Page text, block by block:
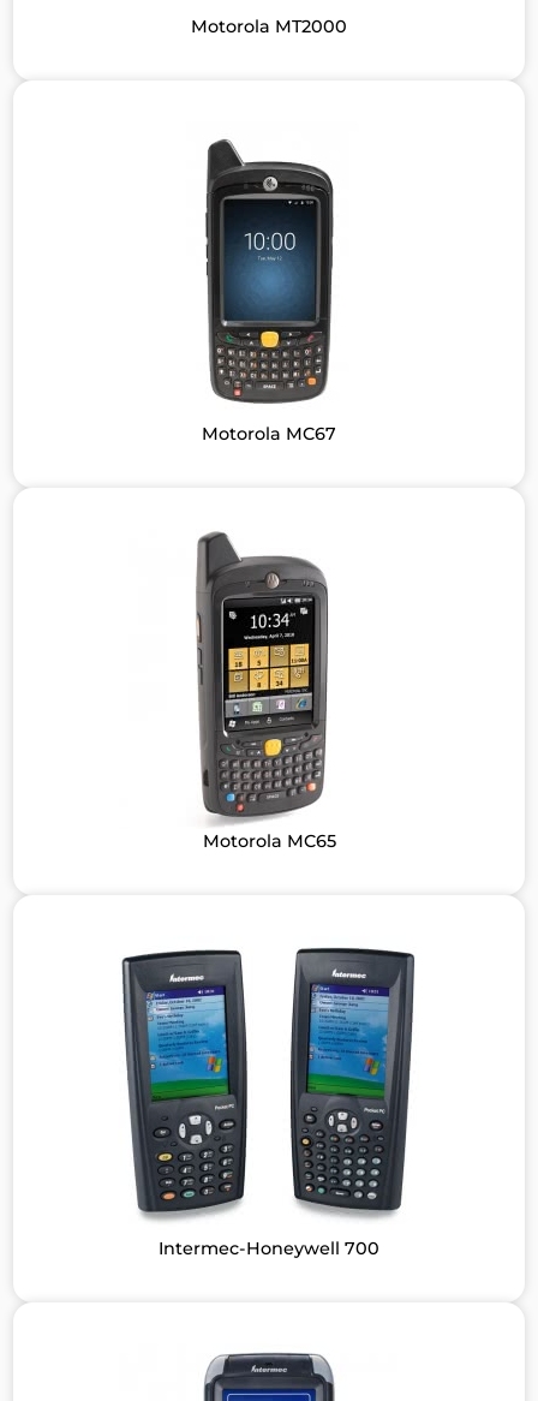
Motorola MT2000
Motorola MC67
Motorola MC65
Intermec-Honeywell 700